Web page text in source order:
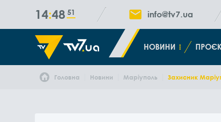
14 48 52 info@tv7.ua
НОВИНИ
Головна Новини Маріуполь Захисник